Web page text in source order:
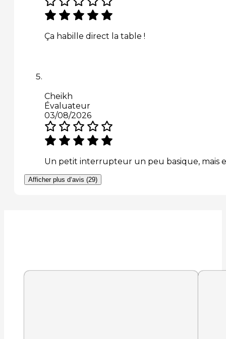
Ça habille direct la table !
Cheikh
Évaluateur
03/08/2026
Un petit interrupteur un peu basique, mais
Afficher plus d‘avis (29)